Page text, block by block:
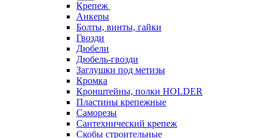
Крепеж
Анкеры
Болты, винты, гайки
Гвозди
Дюбели
Дюбель-гвозди
Заглушки под метизы
Кромка
Кронштейны, полки НОLDER
Пластины крепежные
Саморезы
Сантехнический крепеж
Скобы строительные